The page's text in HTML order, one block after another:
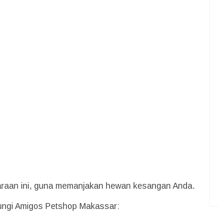
ini, guna memanjakan hewan kesangan Anda.
Amigos Petshop Makassar: